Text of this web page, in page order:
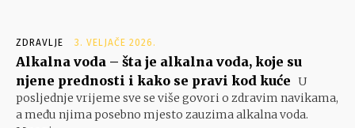
ZDRAVLJE 3. VELJAČE 2026.
Alkalna voda – šta je alkalna voda, koje su
njene prednosti i kako se pravi kod kuće U
posljednje vrijeme sve se više govori o zdravim navikama,
a među njima posebno mjesto zauzima alkalna voda.